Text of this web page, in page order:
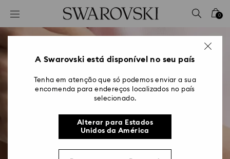
Accesskeys list
0 - Cabeçalho
2 - Rodapé
0
A Swarovski está disponível no seu país
Tenha em atenção que só podemos enviar a sua
encomenda para endereços localizados no país
selecionado.
Alterar para Estados
Unidos da América